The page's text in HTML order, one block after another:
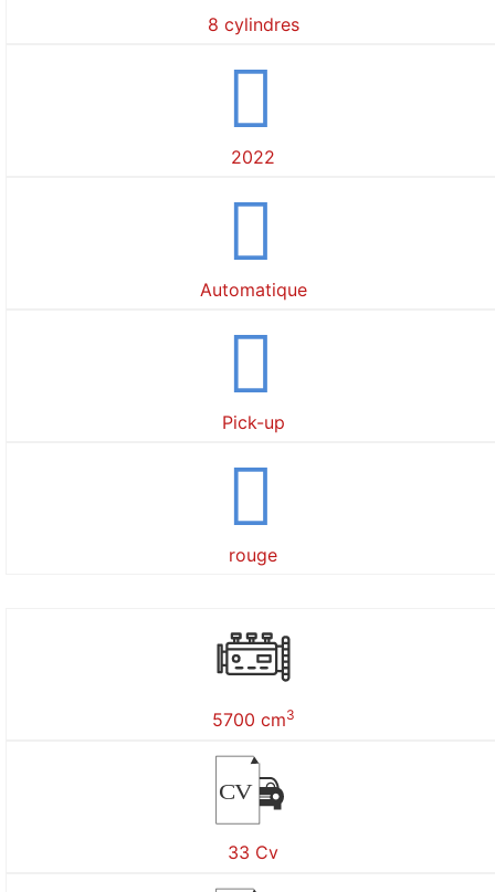
8 cylindres
2022
Automatique
Pick-up
rouge
5700 cm3
CV
33 Cv